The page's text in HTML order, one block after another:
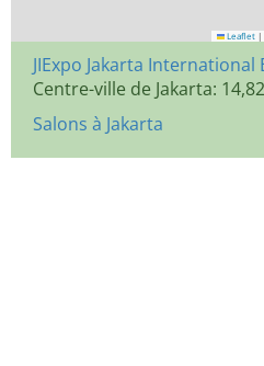
Leaflet |
JIExpo Jakarta International
Centre-ville de Jakarta:
Salons à Jakarta